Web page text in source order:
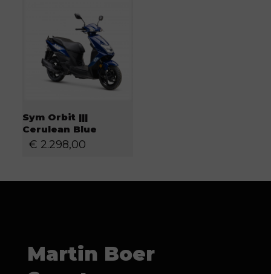
Sym Orbit |||
Cerulean Blue
€ 2.298,00
Martin Boer